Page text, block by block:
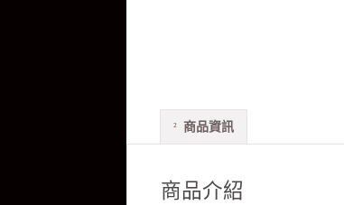
商品資訊
商品介紹